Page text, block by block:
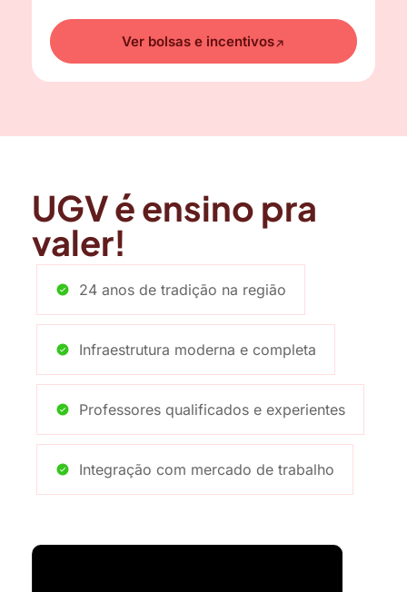
Ver bolsas e incentivos
UGV é ensino pra
valer!
24 anos de tradição na região
Infraestrutura moderna e completa
Professores qualificados e experientes
Integração com mercado de trabalho